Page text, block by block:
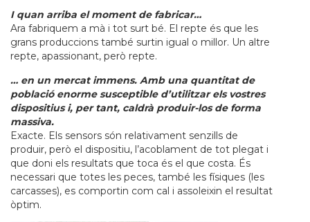
I quan arriba el moment de fabricar…
Ara fabriquem a mà i tot surt bé. El repte és que les
grans produccions també surtin igual o millor. Un altre
repte, apassionant, però repte.
… en un mercat immens. Amb una quantitat de
població enorme susceptible d’utilitzar els vostres
dispositius i, per tant, caldrà produir-los de forma
massiva.
Exacte. Els sensors són relativament senzills de
produir, però el dispositiu, l’acoblament de tot plegat i
que doni els resultats que toca és el que costa. És
necessari que totes les peces, també les físiques (les
carcasses), es comportin com cal i assoleixin el resultat
òptim.